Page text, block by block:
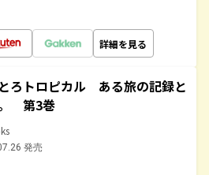
詳細を見る
ろトロピカル ある旅の記録と
第3巻
発売